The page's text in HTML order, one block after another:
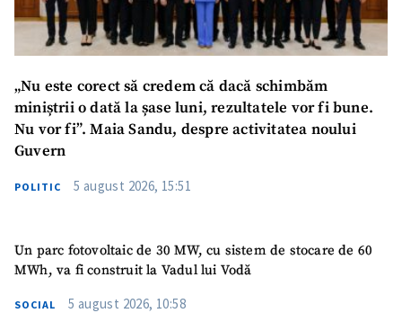
„Nu este corect să credem că dacă schimbăm
miniștrii o dată la șase luni, rezultatele vor fi bune.
Nu vor fi”. Maia Sandu, despre activitatea noului
Guvern
POLITIC 5 august 2026, 15:51
Un parc fotovoltaic de 30 MW, cu sistem de stocare de 60
MWh, va fi construit la Vadul lui Vodă
SOCIAL 5 august 2026, 10:58
confidențialitate.
TRIMITE ȘTIREA